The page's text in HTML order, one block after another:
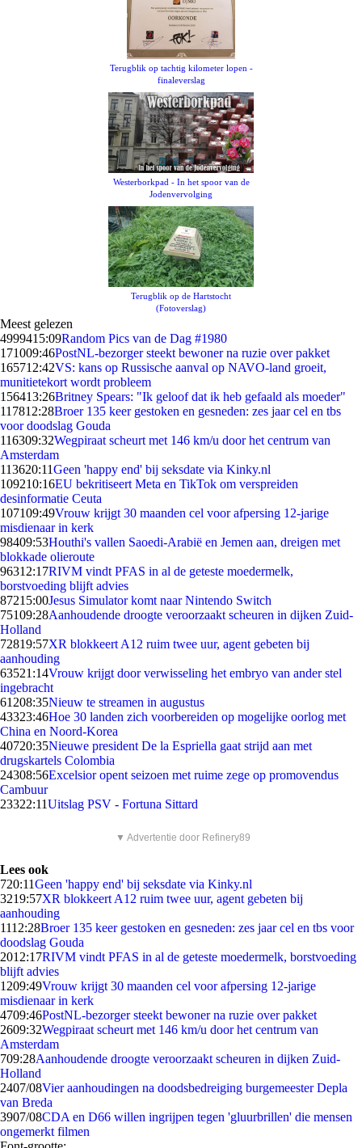
Terugblik op tachtig kilometer lopen -
finaleverslag
Westerborkpad - In het spoor van de
Jodenvervolging
Terugblik op de Hartstocht
(Fotoverslag)
Meest gelezen
4999415:09Random Pics van de Dag #1980
171009:46PostNL-bezorger steekt bewoner na ruzie over pakket
165712:42VS: kans op Russische aanval op NAVO-land groeit,
munitietekort wordt probleem
156413:26Britney Spears: "Ik geloof dat ik heb gefaald als moeder"
117812:28Broer 135 keer gestoken en gesneden: zes jaar cel en tbs
voor doodslag Gouda
116309:32Wegpiraat scheurt met 146 km/u door het centrum van
Amsterdam
113620:11Geen 'happy end' bij seksdate via Kinky.nl
109210:16EU bekritiseert Meta en TikTok om verspreiden
desinformatie Ceuta
107109:49Vrouw krijgt 30 maanden cel voor afpersing 12-jarige
misdienaar in kerk
98409:53Houthi's vallen Saoedi-Arabië en Jemen aan, dreigen met
blokkade olieroute
96312:17RIVM vindt PFAS in al de geteste moedermelk,
borstvoeding blijft advies
87215:00Jesus Simulator komt naar Nintendo Switch
75109:28Aanhoudende droogte veroorzaakt scheuren in dijken Zuid-
Holland
72819:57XR blokkeert A12 ruim twee uur, agent gebeten bij
aanhouding
63521:14Vrouw krijgt door verwisseling het embryo van ander stel
ingebracht
61208:35Nieuw te streamen in augustus
43323:46Hoe 30 landen zich voorbereiden op mogelijke oorlog met
China en Noord-Korea
40720:35Nieuwe president De la Espriella gaat strijd aan met
drugskartels Colombia
24308:56Excelsior opent seizoen met ruime zege op promovendus
Cambuur
23322:11Uitslag PSV - Fortuna Sittard
▼ Advertentie door Refinery89
Lees ook
720:11Geen 'happy end' bij seksdate via Kinky.nl
3219:57XR blokkeert A12 ruim twee uur, agent gebeten bij
aanhouding
1112:28Broer 135 keer gestoken en gesneden: zes jaar cel en tbs voor
doodslag Gouda
2012:17RIVM vindt PFAS in al de geteste moedermelk, borstvoeding
blijft advies
1209:49Vrouw krijgt 30 maanden cel voor afpersing 12-jarige
misdienaar in kerk
4709:46PostNL-bezorger steekt bewoner na ruzie over pakket
2609:32Wegpiraat scheurt met 146 km/u door het centrum van
Amsterdam
709:28Aanhoudende droogte veroorzaakt scheuren in dijken Zuid-
Holland
2407/08Vier aanhoudingen na doodsbedreiging burgemeester Depla
van Breda
3907/08CDA en D66 willen ingrijpen tegen 'gluurbrillen' die mensen
ongemerkt filmen